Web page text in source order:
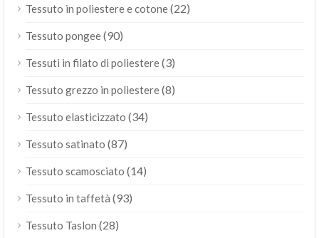
Tessuto in poliestere e cotone(22)
Tessuto pongee(90)
Tessuti in filato di poliestere(3)
Tessuto grezzo in poliestere(8)
Tessuto elasticizzato (34)
Tessuto satinato (87)
Tessuto scamosciato (14)
Tessuto in taffetà (93)
Tessuto Taslon (28)